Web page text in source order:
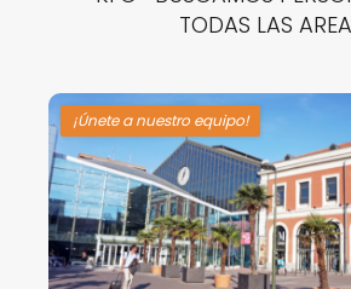
TODAS LAS
¡Únete a nuestro equipo!